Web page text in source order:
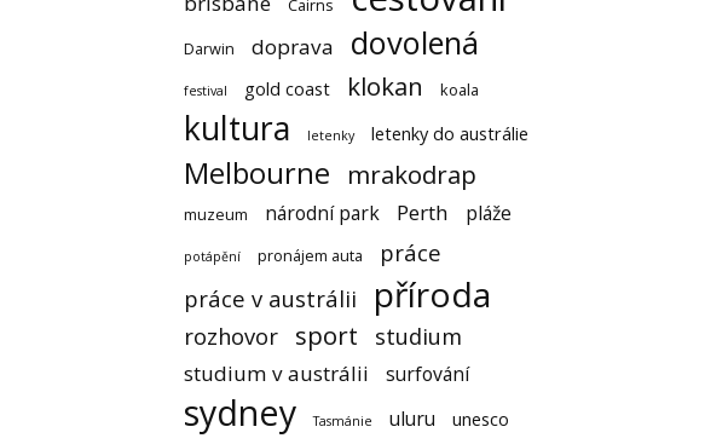
Cairns
Darwin doprava dovolená
festival gold coast klokan koala
kultura letenky letenky do austrálie
Melbourne mrakodrap
muzeum národní park Perth pláže
potápění pronájem auta
práce
práce v austrálii
příroda
rozhovor sport studium
studium v austrálii surfování
sydney Tasmánie uluru unesco